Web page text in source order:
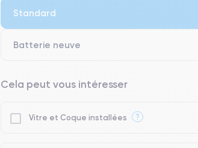
Standard
Batterie neuve
Cela peut vous intéresser
Vitre et Coque installées ?